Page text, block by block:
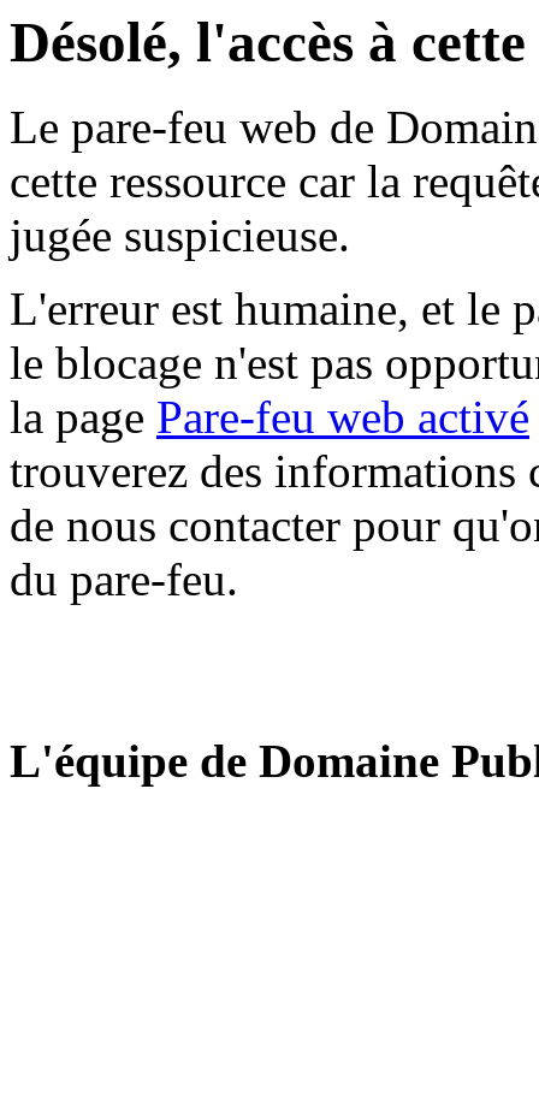
Désolé, l'accès à
Le pare-feu web de
cette ressource car la
jugée suspicieuse.
L'erreur est humaine, et le
le blocage n'est pas
la page Pare-feu web activé
trouverez des informations
de nous contacter pour
du pare-feu.
L'équipe de Domaine